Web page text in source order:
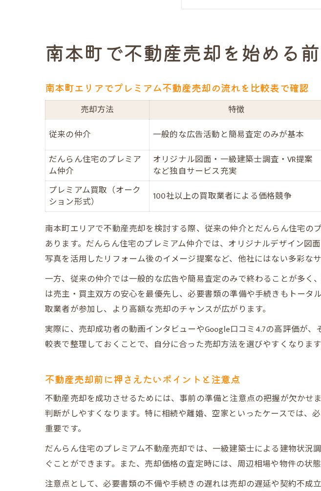
売却理由ごとに異なる
プレミアム不動産売却が支
プレミアム不動産売却で
仲介手数料やオークシ
だんらん住宅の独自サ
相続や離婚時の不動産売却
相続・離婚による不動
プレミアム不動産売却
複数相続人がいる場合
離婚時にスムーズに売
相続不動産売却の節税
大阪市中央区で売却を成功
不動産売却に必要な書
書類取得の手順とスム
プレミアム不動産売却で
確定申告時に求められ
必要書類を早めに揃える
売却手続きと必要書類の
プレミアム不動産売却
書類不備を防ぐための
スムーズな売却を叶え
不動産売却における節税対策
3000万円控除など節税
南本町で不動産売却を始める
南本町エリアでプレミアム不動産売却の流れを比較表で確認
売却方法 特徴
従来の仲介
一般的な広告活動と簡易査定のみが基本
だんらん住宅のプレミア
ム仲介
オリジナル図面・一級建築士調査・VR提案
など独自サービス充実
プレミアム買取（オーク
ション形式）
100社以上の買取業者による価格競争
南本町エリアで不動産売却を検討する際、従来の仲介とだんらん住宅
あります。だんらん住宅のプレミアム仲介では、オリジナルデザイン図
写真を活用したリフォーム後のイメージ提案など、他社にはない多彩な
一方、従来の仲介では一般的な広告や簡易査定のみで終わることが多
は売主・買主双方の安心を最優先し、必要書類の準備や手続きもトー
取業者が参加し、より高額な売却のチャンスが広がります。
実際に、売却成功者の動画インタビューやGoogle口コミ4.7の高評価が
較表で整理しておくことで、自分に合った売却方法を選びやすくなります
不動産売却前に押さえたいポイントと注意点
不動産売却を成功させるためには、事前の準備と注意点の把握が欠か
判断がしやすくなります。特に相続や離婚、空家といったケースでは
重要です。
だんらん住宅のプレミアム不動産売却では、一級建築士による建物状
ぐことができます。また、売却価格の査定時には、周辺相場や物件の状
注意点として、必要書類の不備や手続きの遅れは売却の遅延や契約不